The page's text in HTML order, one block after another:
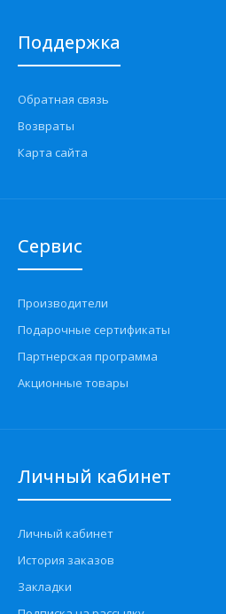
Поддержка
Обратная связь
Возвраты
Карта сайта
Сервис
Производители
Подарочные сертификаты
Партнерская программа
Акционные товары
Личный кабинет
Личный кабинет
История заказов
Закладки